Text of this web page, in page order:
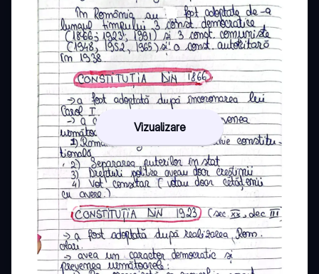
Vizualizare